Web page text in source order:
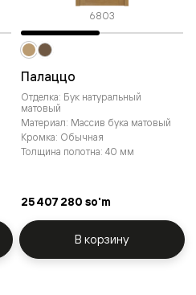
6803
Палаццо
Отделка: Бук натуральный
матовый
Материал: Массив бука матовый
Кромка: Обычная
Толщина полотна: 40 мм
25 407 280 so'm
В корзину